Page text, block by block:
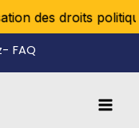
des droits
FAQ